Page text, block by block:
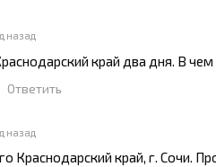
назад
край два дня. В чем
Ответить
назад
Краснодарский край, г. Сочи.